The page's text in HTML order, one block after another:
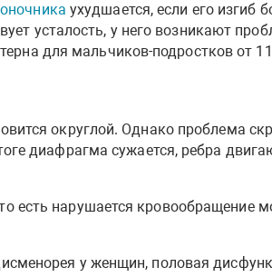
ухудшается, если его изгиб
усталость, у него возникают
для мальчиков-подростков от
округлой. Однако проблема
диафрагма сужается, ребра
есть нарушается кровообращение
у женщин, половая